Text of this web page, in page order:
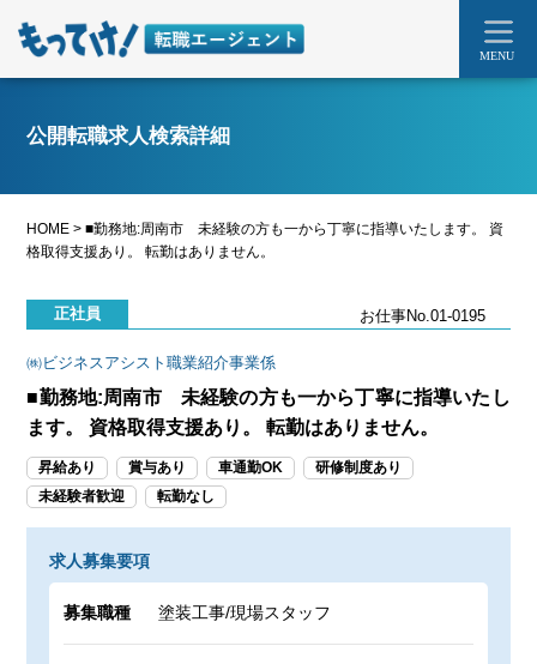
MENU
公開転職求人検索詳細
HOME >■勤務地:周南市 未経験の方も一から丁寧に指導いたします。 資
格取得支援あり。 転勤はありません。
正社員 お仕事No.01-0195
㈱ビジネスアシスト職業紹介事業係
■勤務地:周南市 未経験の方も一から丁寧に指導いたし
ます。 資格取得支援あり。 転勤はありません。
昇給あり 賞与あり 車通勤OK
研修制度あり
未経験者歓迎
転勤なし
求人募集要項
募集職種 塗装工事/現場スタッフ